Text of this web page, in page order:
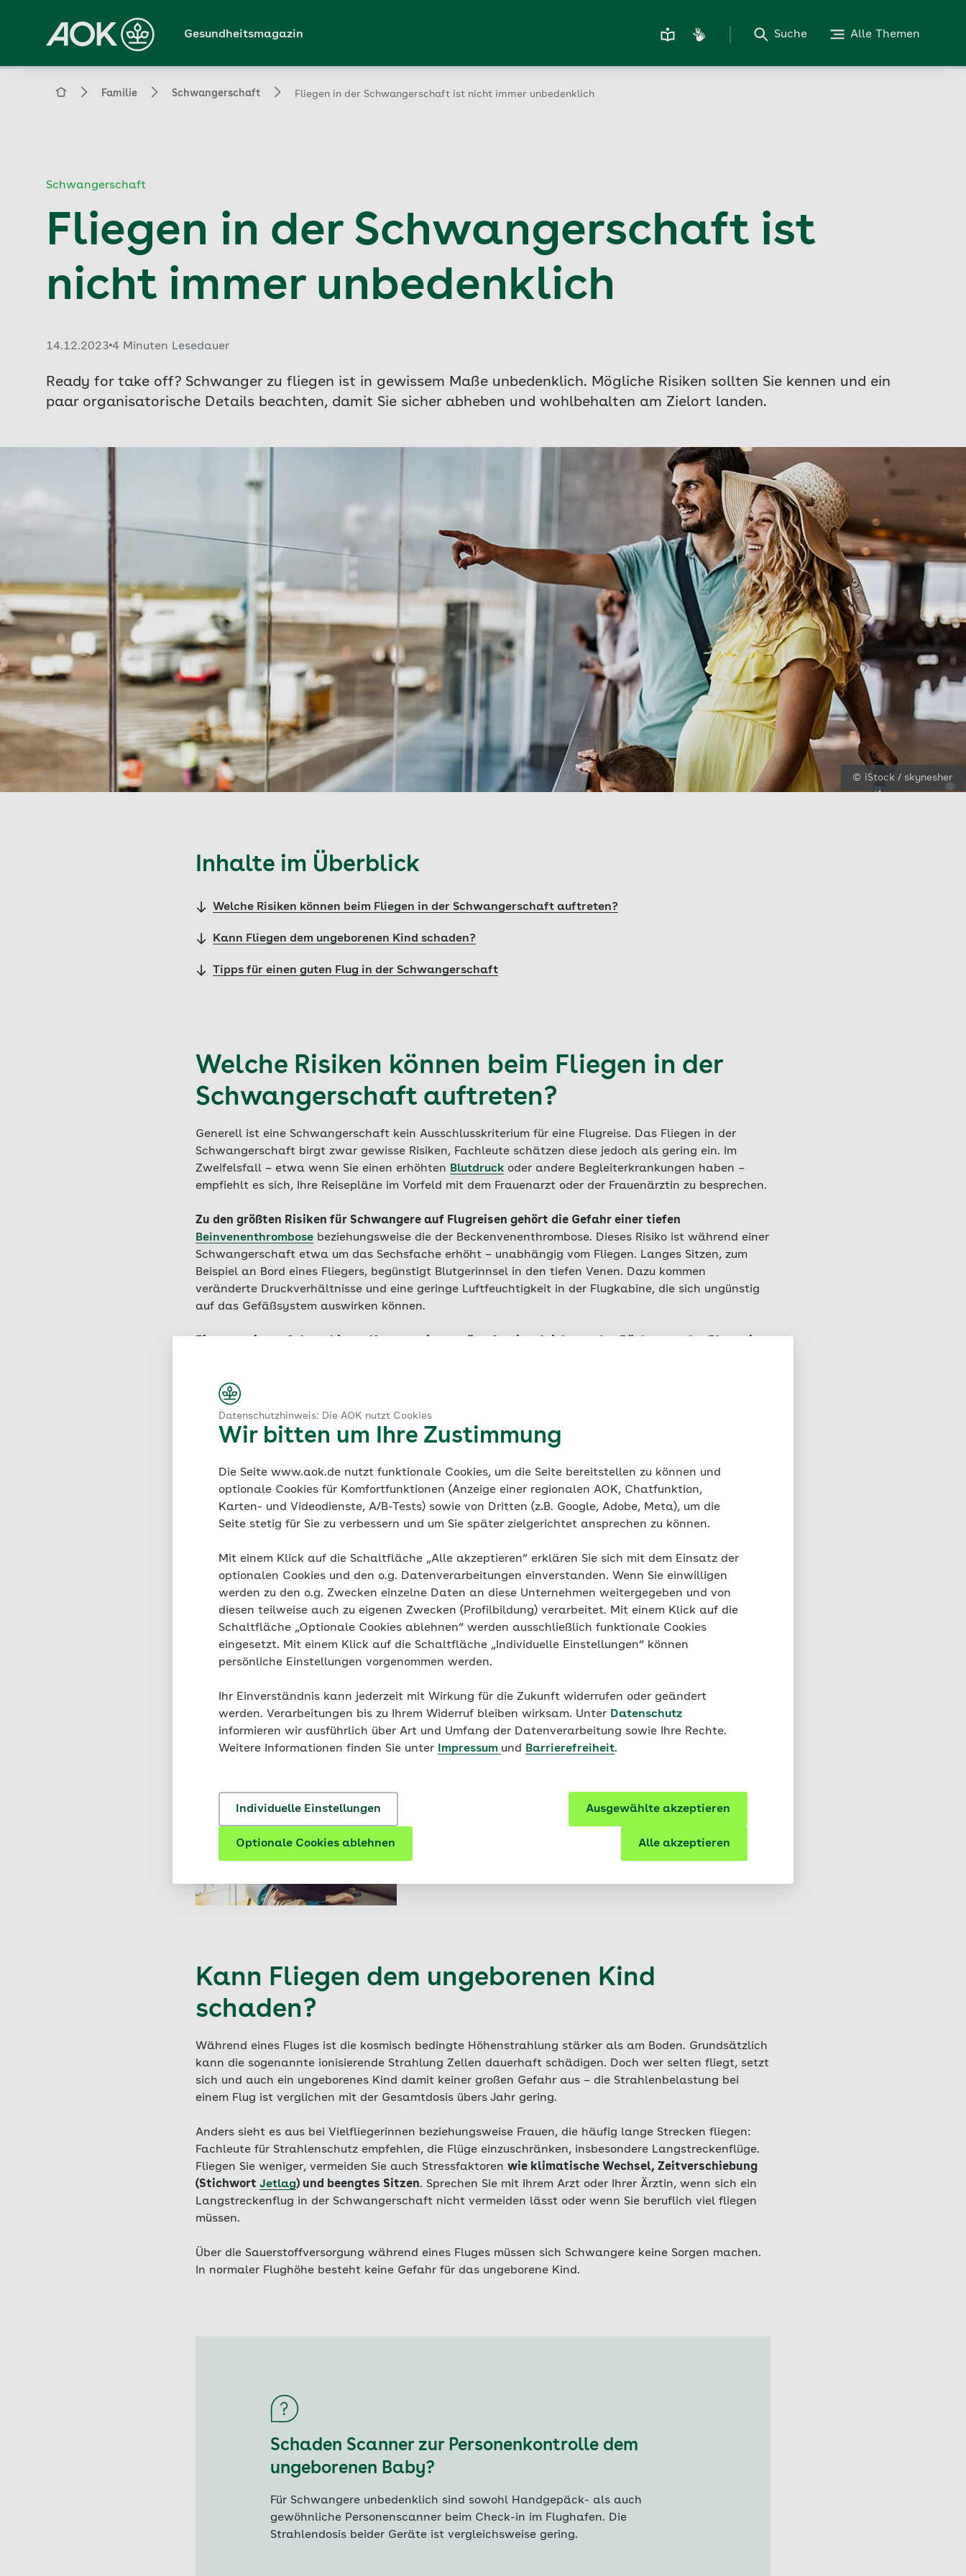
Datenschutzhinweis: Die AOK nutzt Cookies
Wir bitten um Ihre Zustimmung
Die Seite www.aok.de nutzt funktionale Cookies, um die Seite bereitstellen zu können und
optionale Cookies für Komfortfunktionen (Anzeige einer regionalen AOK, Chatfunktion,
Karten- und Videodienste, A/B-Tests) sowie von Dritten (z.B. Google, Adobe, Meta), um die
Seite stetig für Sie zu verbessern und um Sie später zielgerichtet ansprechen zu können.
Mit einem Klick auf die Schaltfläche „Alle akzeptieren“ erklären Sie sich mit dem Einsatz der
optionalen Cookies und den o.g. Datenverarbeitungen einverstanden. Wenn Sie einwilligen
werden zu den o.g. Zwecken einzelne Daten an diese Unternehmen weitergegeben und von
diesen teilweise auch zu eigenen Zwecken (Profilbildung) verarbeitet. Mit einem Klick auf die
Schaltfläche „Optionale Cookies ablehnen“ werden ausschließlich funktionale Cookies
eingesetzt. Mit einem Klick auf die Schaltfläche „Individuelle Einstellungen“ können
persönliche Einstellungen vorgenommen werden.
Ihr Einverständnis kann jederzeit mit Wirkung für die Zukunft widerrufen oder geändert
werden. Verarbeitungen bis zu Ihrem Widerruf bleiben wirksam. Unter Datenschutz
informieren wir ausführlich über Art und Umfang der Datenverarbeitung sowie Ihre Rechte.
Weitere Informationen finden Sie unter
Impressum und Barrierefreiheit.
Individuelle Einstellungen Ausgewählte akzeptieren
Optionale Cookies ablehnen Alle akzeptieren
Hauptinhalt
springen
Gesundheitsmagazin Suche Alle Themen
Magazin Familie Schwangerschaft Fliegen in der Schwangerschaft ist nicht immer unbedenklich
Schwangerschaft
Fliegen in der Schwangerschaft ist
nicht immer unbedenklich
Veröffentlicht am:
14.12.2023 4 Minuten Lesedauer
Ready for take off? Schwanger zu fliegen ist in gewissem Maße unbedenklich. Mögliche Risiken sollten Sie kennen und ein
paar organisatorische Details beachten, damit Sie sicher abheben und wohlbehalten am Zielort landen.
© iStock / skynesher
Inhalte im Überblick
Welche Risiken können beim Fliegen in der Schwangerschaft auftreten?
Kann Fliegen dem ungeborenen Kind schaden?
Tipps für einen guten Flug in der Schwangerschaft
Welche Risiken können beim Fliegen in der
Schwangerschaft auftreten?
Generell ist eine Schwangerschaft kein Ausschlusskriterium für eine Flugreise. Das Fliegen in der
Schwangerschaft birgt zwar gewisse Risiken, Fachleute schätzen diese jedoch als gering ein. Im
Zweifelsfall – etwa wenn Sie einen erhöhten Blutdruck oder andere Begleiterkrankungen haben –
empfiehlt es sich, Ihre Reisepläne im Vorfeld mit dem Frauenarzt oder der Frauenärztin zu besprechen.
Zu den größten Risiken für Schwangere auf Flugreisen gehört die Gefahr einer tiefen
Beinvenenthrombose beziehungsweise die der Beckenvenenthrombose. Dieses Risiko ist während einer
Schwangerschaft etwa um das Sechsfache erhöht – unabhängig vom Fliegen. Langes Sitzen, zum
Beispiel an Bord eines Fliegers, begünstigt Blutgerinnsel in den tiefen Venen. Dazu kommen
veränderte Druckverhältnisse und eine geringe Luftfeuchtigkeit in der Flugkabine, die sich ungünstig
auf das Gefäßsystem auswirken können.
Schwangerschaft
Wie gefährlich ist Röntgen in der
Schwangerschaft
Sport in der Schwangerschaft: So trainieren Sie
Ernährung in der Schwangerschaft
Kann Fliegen dem ungeborenen Kind
schaden?
Während eines Fluges ist die kosmisch bedingte Höhenstrahlung stärker als am Boden. Grundsätzlich
kann die sogenannte ionisierende Strahlung Zellen dauerhaft schädigen. Doch wer selten fliegt, setzt
sich und auch ein ungeborenes Kind damit keiner großen Gefahr aus – die Strahlenbelastung bei
einem Flug ist verglichen mit der Gesamtdosis übers Jahr gering.
Anders sieht es aus bei Vielfliegerinnen beziehungsweise Frauen, die häufig lange Strecken fliegen:
Fachleute für Strahlenschutz empfehlen, die Flüge einzuschränken, insbesondere Langstreckenflüge.
Fliegen Sie weniger, vermeiden Sie auch Stressfaktoren wie klimatische Wechsel, Zeitverschiebung
(Stichwort Jetlag) und beengtes Sitzen. Sprechen Sie mit Ihrem Arzt oder Ihrer Ärztin, wenn sich ein
Langstreckenflug in der Schwangerschaft nicht vermeiden lässt oder wenn Sie beruflich viel fliegen
müssen.
Über die Sauerstoffversorgung während eines Fluges müssen sich Schwangere keine Sorgen machen.
In normaler Flughöhe besteht keine Gefahr für das ungeborene Kind.
Schaden Scanner zur Personenkontrolle dem
ungeborenen Baby?
Für Schwangere unbedenklich sind sowohl Handgepäck- als auch
gewöhnliche Personenscanner beim Check-in im Flughafen. Die
Strahlendosis beider Geräte ist vergleichsweise gering.